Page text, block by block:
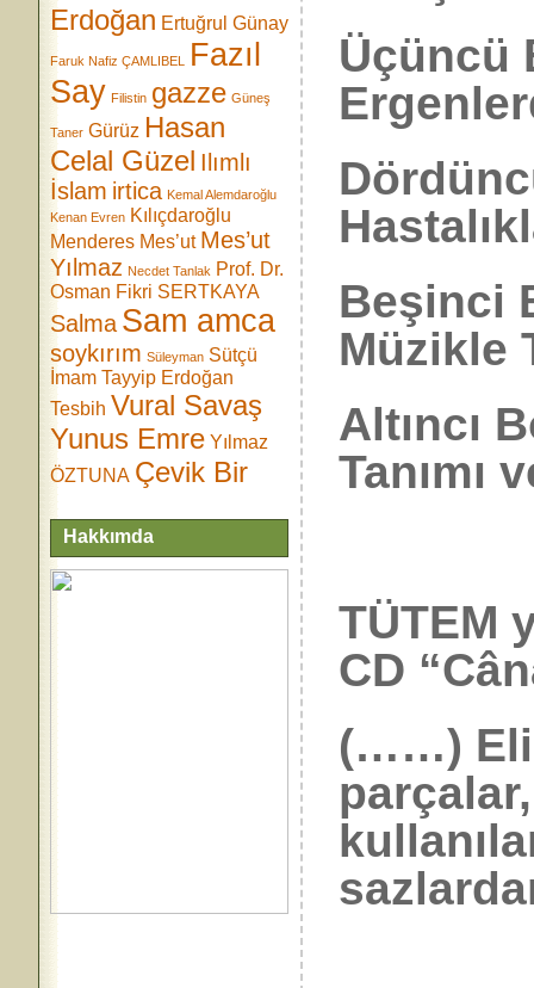
Erdoğan Ertuğrul Günay
Faruk Nafiz ÇAMLIBEL
Fazıl
Say Filistin gazze Güneş
Taner Gürüz Hasan
Celal Güzel Ilımlı
İslam irtica Kemal Alemdaroğlu
Kenan Evren Kılıçdaroğlu
Menderes Mes’ut Mes’ut
Yılmaz Necdet Tanlak Prof. Dr.
Osman Fikri SERTKAYA
Salma Sam amca
soykırım Süleyman Sütçü
İmam Tayyip Erdoğan
Tesbih Vural Savaş
Yunus Emre Yılmaz
ÖZTUNA Çevik Bir
Hakkımda
Üçüncü
Beşinci
Müzikle
Altıncı
Tanımı
TÜTEM
CD
(……)